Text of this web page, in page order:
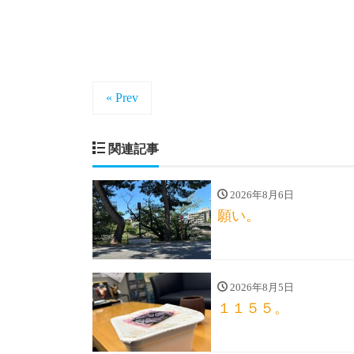
« Prev
関連記事
2026年8月6日
願い。
2026年8月5日
１１５５。